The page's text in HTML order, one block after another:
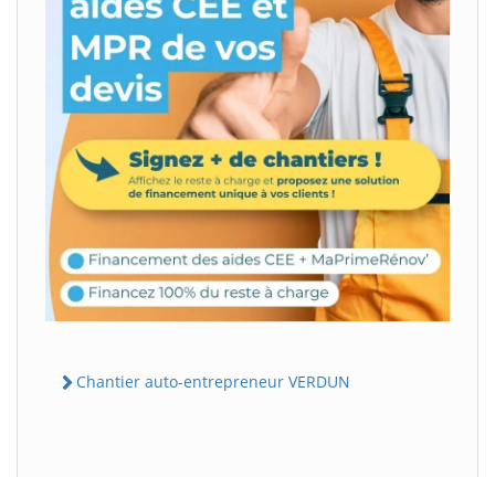
Chantier auto-entrepreneur VERDUN